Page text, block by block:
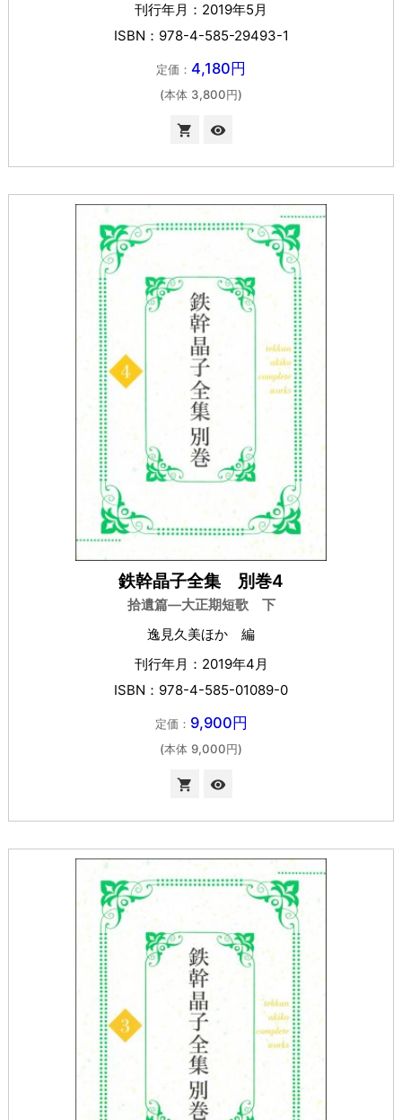
刊行年月：2019年5月
ISBN：978-4-585-29493-1
定価： 4,180円
(本体 3,800円)
 visibility
鉄幹晶子全集 別巻4
拾遺篇―大正期短歌 下
逸見久美ほか 編
刊行年月：2019年4月
ISBN：978-4-585-01089-0
定価： 9,900円
(本体 9,000円)
 visibility